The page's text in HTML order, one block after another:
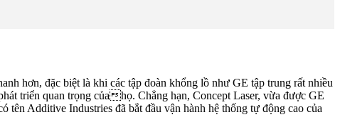
hơn, đặc biệt là khi các tập đoàn khổng lồ như GE tập trung rất nhiều
triển quan trọng củahọ. Chẳng hạn, Concept Laser, vừa được GE
Additive Industries đã bắt đầu vận hành hệ thống tự động cao của